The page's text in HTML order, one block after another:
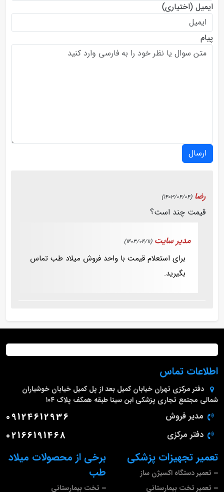
ایمیل (اختیاری)
پیام
ارسال
رضا(1403/04/04)
قیمت چند است؟
مدیر سایت (1403/04/11)
برای استعلام قیمت با واحد فروش میلاد طب تماس
بگیرید.
برخی از محصولات میلاد
طب
تخت بیمارستانی
تعمیر تجهیزات پزشکی
تعمیر دستگاه اکسیژن ساز
تعمیر تخت بیمارستانی
اطلاعات تماس
دفتر مرکزی تهران خیابان کمیل بعد از پل کمیل خیابان خوشیاران
شمالی مجتمع تجاری پزشکی ابن سینا طبقه همکف پلاک ۱۰۴
مدیر فروش 09124612936
دفتر مرکزی 02166191468